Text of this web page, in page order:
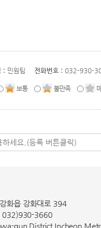
: 민원팀 전화번호 : 032-930-
보통 불만족
화읍 강화대로 394
032)930-3660
gun District Incheon